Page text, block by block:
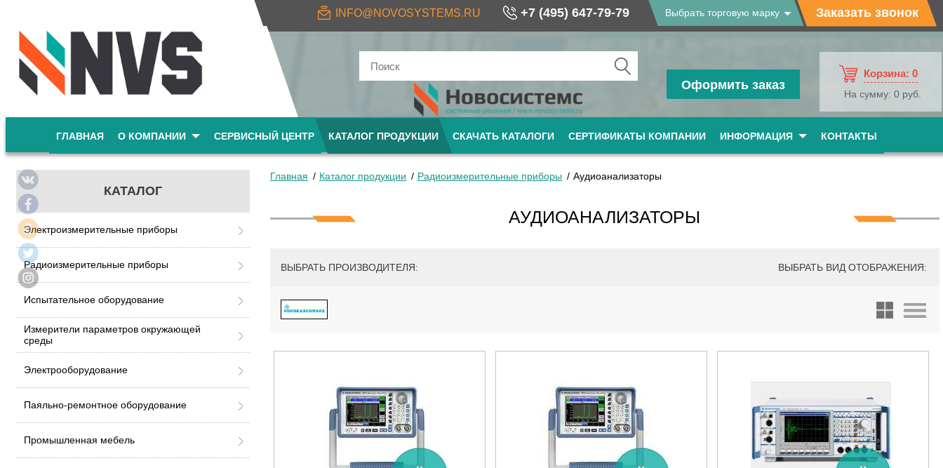
INFO@NOVOSYSTEMS.RU +7 (495) 647-79-79 Выбрать торговую марку Заказать звонок
Оформить заказ
Корзина: 0
На сумму: 0 руб.
ГЛАВНАЯ О КОМПАНИИ СЕРВИСНЫЙ ЦЕНТР КАТАЛОГ ПРОДУКЦИИ СКАЧАТЬ КАТАЛОГИ СЕРТИФИКАТЫ КОМПАНИИ ИНФОРМАЦИЯ КОНТАКТЫ
КАТАЛОГ
Электроизмерительные приборы
Радиоизмерительные приборы
Испытательное оборудование
Измерители параметров окружающей
среды
Электрооборудование
Паяльно-ремонтное оборудование
Промышленная мебель
Главная Каталог продукции Радиоизмерительные приборы Аудиоанализаторы
АУДИОАНАЛИЗАТОРЫ
ВЫБРАТЬ ПРОИЗВОДИТЕЛЯ: ВЫБРАТЬ ВИД ОТОБРАЖЕНИЯ: